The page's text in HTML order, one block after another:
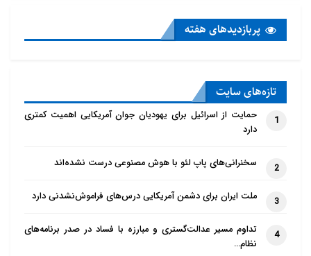
پربازدید‌های هفته
تازه‌‌های سایت
1
حمایت از اسرائیل برای یهودیان جوان آمریکایی اهمیت کمتری
دارد
2 سخنرانی‌های پاپ لئو با هوش مصنوعی درست نشده‌اند
3 ملت ایران برای دشمن آمریکایی درس‌های فراموش‌نشدنی دارد
4
تداوم مسیر عدالت‌گستری و مبارزه با فساد در صدر برنامه‌های
نظام…